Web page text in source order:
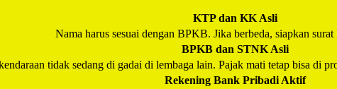
KTP dan KK Asli
Nama harus sesuai dengan BPKB. Jika berbeda, siapkan surat
BPKB dan STNK Asli
tidak sedang di gadai di lembaga lain. Pajak mati tetap bisa di
Rekening Bank Pribadi Aktif